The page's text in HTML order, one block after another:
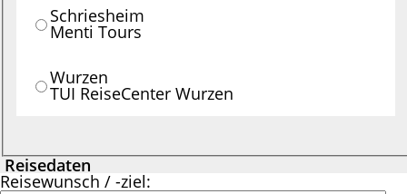
Schriesheim
Menti Tours
Wurzen
TUI ReiseCenter Wurzen
Reisedaten
Reisewunsch / -ziel: